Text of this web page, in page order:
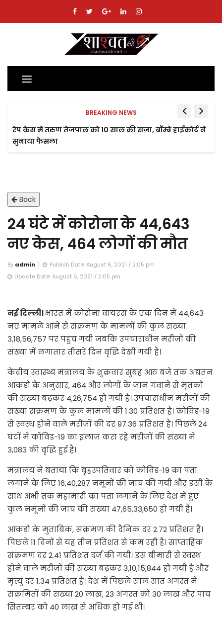
Toggle
navigation
BREAKING NEWS
रेप केस में तरुण तेजपाल को 10 साल की सजा, बॉम्बे हाईकोर्ट ने
सुनाया फैसला
Back
24 घंटे में कोरोना के 44,643
नए केस, 464 लोगों की मौत
By admin
Publish Date: August 6, 2021 / 2:05 pm
Update Date: August 6, 2021 / 2:05 pm
नई दिल्ली।भारत में कोरोना वायरस के एक दिन में 44,643
नए मामले आने से संक्रमण के मामलों की कुल संख्या
3,18,56,757 पर पहुंच गयी जबकि उपचाराधीन मरीजों की
संख्या में लगातार तीसरे दिन वृद्धि देखी गयी है।
केंद्रीय स्वास्थ्य मंत्रालय के शुक्रवार सुबह आठ बजे तक अद्यतन
आंकड़ों के अनुसार, 464 और लोगों के जान गंवाने से मृतकों
की संख्या बढ़कर 4,26,754 हो गयी है। उपचाराधीन मरीजों की
संख्या संक्रमण के कुल मामलों की 1.30 प्रतिशत है। कोविड-19
से स्वस्थ होने वाले मरीजों की दर 97.36 प्रतिशत है। पिछले 24
घंटों में कोविड-19 का इलाज करा रहे मरीजों की संख्या में
3,083 की वृद्धि हुई है।
मंत्रालय ने बताया कि बृहस्पतिवार को कोविड-19 का पता
लगाने के लिए 16,40,287 नमूनों की जांच की गयी और इसी के
साथ अभी तक महामारी का पता लगाने के लिए देश में हुए
कुल नमूनों की जांच की संख्या 47,65,33,650 हो गयी है।
आंकड़ों के मुताबिक, संक्रमण की दैनिक दर 2.72 प्रतिशत है।
पिछले 11 दिनों से यह तीन प्रतिशत से कम रही है। साप्ताहिक
संक्रमण दर 2.41 प्रतिशत दर्ज की गयी। इस बीमारी से स्वस्थ
होने वाले मरीजों की संख्या बढ़कर 3,10,15,844 हो गयी है और
मृत्यु दर 1.34 प्रतिशत है। देश में पिछले साल सात अगस्त में
संक्रमितों की संख्या 20 लाख, 23 अगस्त को 30 लाख और पांच
सितम्बर को 40 लाख से अधिक हो गई थी।